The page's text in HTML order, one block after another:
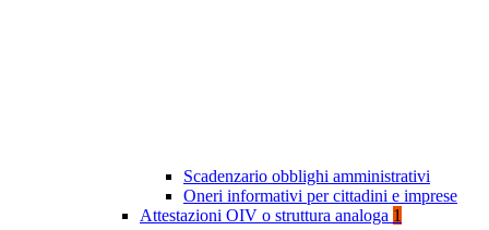
Scadenzario obblighi amministrativi
Oneri informativi per cittadini e imprese
Attestazioni OIV o struttura analoga 1